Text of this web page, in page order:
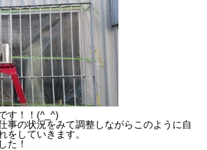
す！！(^_^)
事の状況をみて調整しながらこのように自
をしていきます。
た！